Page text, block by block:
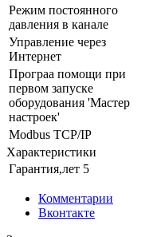
Режим постоянного
давления в канале
Управление через
Интернет
Програа помощи при
первом запуске
оборудования 'Мастер
настроек'
Modbus TCP/IP
Характеристики
Гарантия,лет 5
Комментарии
Вконтакте